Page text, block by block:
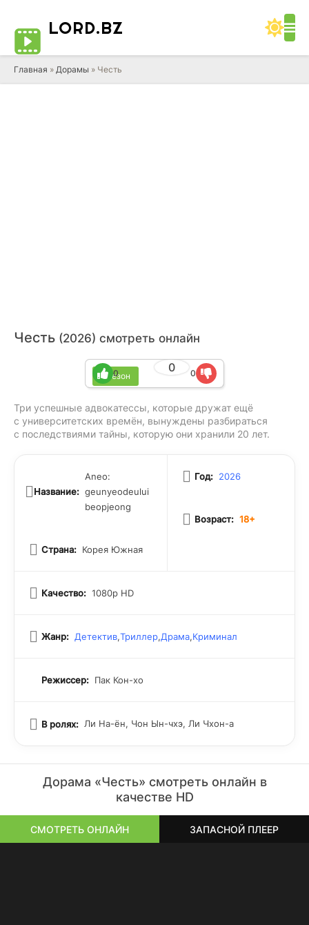
LORD.BZ
Главная » Дорамы » Честь
Честь (2026) смотреть онлайн
1 сезон
0
0 0
Три успешные адвокатессы, которые дружат ещё
с университетских времён, вынуждены разбираться
с последствиями тайны, которую они хранили 20 лет.
Название:
Aneo:
geunyeodeului
beopjeong
Страна: Корея Южная
Год: 2026
Возраст: 18+
Качество: 1080p HD
Жанр: Детектив,Триллер,Драма,Криминал
Режиссер: Пак Кон-хо
В ролях: Ли На-ён, Чон Ын-чхэ, Ли Чхон-а
Дорама «Честь» смотреть онлайн в
качестве HD
СМОТРЕТЬ ОНЛАЙН ЗАПАСНОЙ ПЛЕЕР